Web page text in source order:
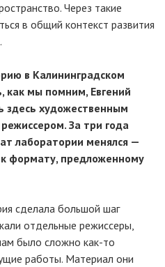
Через такие
в общий контекст развития
в Калининградском
как мы помним, Евгений
здесь художественным
За три года
лаборатории менялся —
формату, предложенному
сделала большой шаг
отдельные режиссеры,
было сложно как-то
работы. Материал они